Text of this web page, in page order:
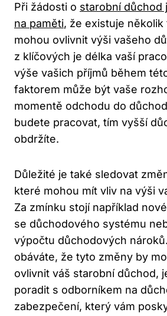
Při žádosti o starobní důchod
na paměti, že existuje
mohou ovlivnit výši vašeho
z klíčových je délka vaší
výše vašich příjmů během
faktorem může být vaše
momentě odchodu do
budete pracovat, tím vyšší
obdržíte.
Důležité je také sledovat
které mohou mít vliv na výši
Za zmínku stojí například
se důchodového systému
výpočtu důchodových
obáváte, že tyto změny by
ovlivnit váš starobní důchod,
poradit s odborníkem na
zabezpečení, který vám